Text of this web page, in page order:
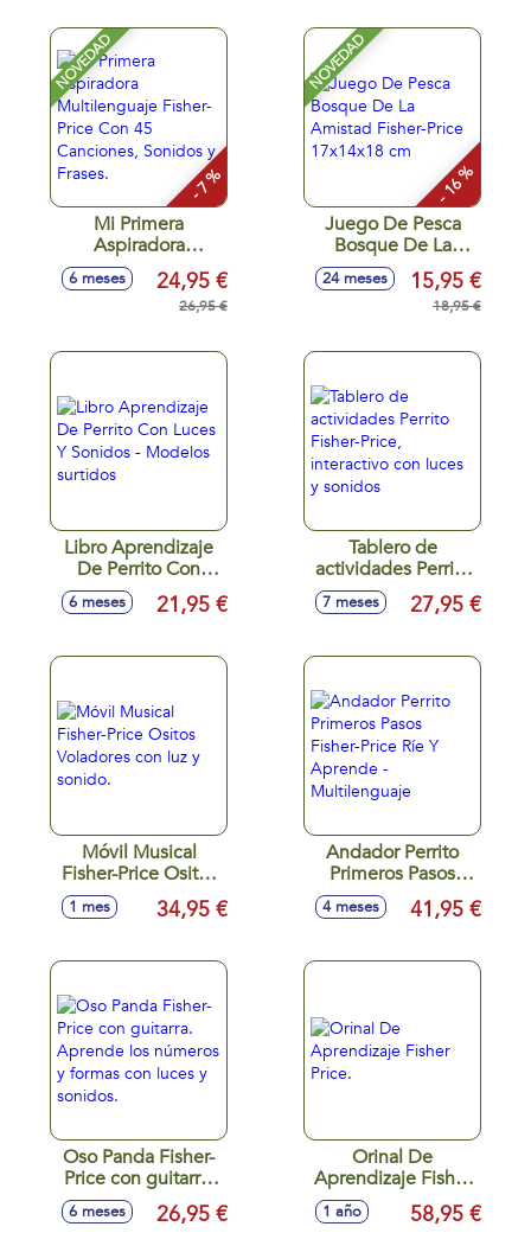
NOVEDAD
- 7 %
Mi Primera
Aspiradora
Multilenguaje
Fisher-Price Con 45
Canciones, Sonidos
6 meses 24,95 €
26,95 €
NOVEDAD
- 16 %
Juego De Pesca
Bosque De La
Amistad Fisher-
Price 17x14x18 cm
24 meses 15,95 €
18,95 €
Libro Aprendizaje
De Perrito Con
Luces Y Sonidos -
Modelos surtidos
6 meses 21,95 €
Tablero de
actividades Perrito
Fisher-Price,
interactivo con
7 meses 27,95 €
Móvil Musical
Fisher-Price Ositos
Voladores con luz y
sonido.
1 mes 34,95 €
Andador Perrito
Primeros Pasos
Fisher-Price Ríe Y
Aprende -
4 meses 41,95 €
Oso Panda Fisher-
Price con guitarra.
Aprende los
números y formas
6 meses 26,95 €
Orinal De
Aprendizaje Fisher
Price.
1 año 58,95 €